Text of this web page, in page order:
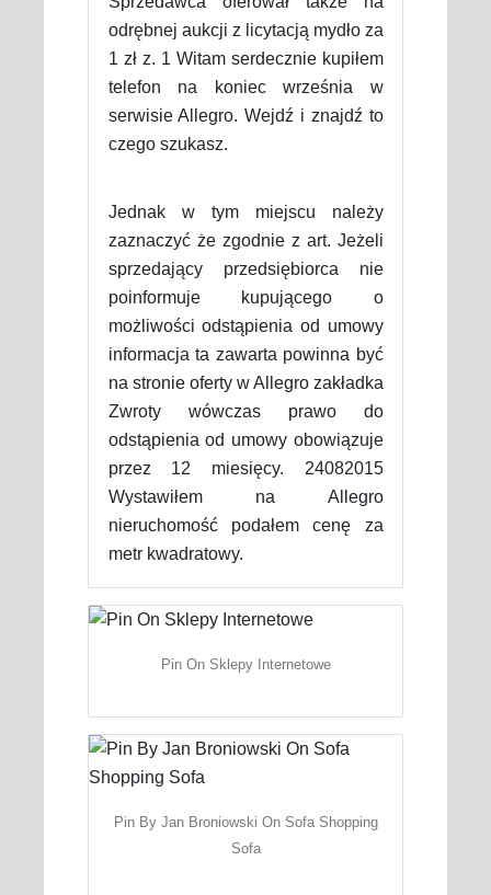
odrębnej aukcji z licytacją mydło za
1 zł z. 1 Witam serdecznie kupiłem
telefon na koniec września w
serwisie Allegro. Wejdź i znajdź to
czego szukasz.
Jednak w tym miejscu należy
zaznaczyć że zgodnie z art. Jeżeli
sprzedający przedsiębiorca nie
poinformuje kupującego o
możliwości odstąpienia od umowy
informacja ta zawarta powinna być
na stronie oferty w Allegro zakładka
Zwroty wówczas prawo do
odstąpienia od umowy obowiązuje
przez 12 miesięcy. 24082015
Wystawiłem na Allegro
nieruchomość podałem cenę za
metr kwadratowy.
Pin On Sklepy Internetowe
Pin By Jan Broniowski On Sofa Shopping
Sofa